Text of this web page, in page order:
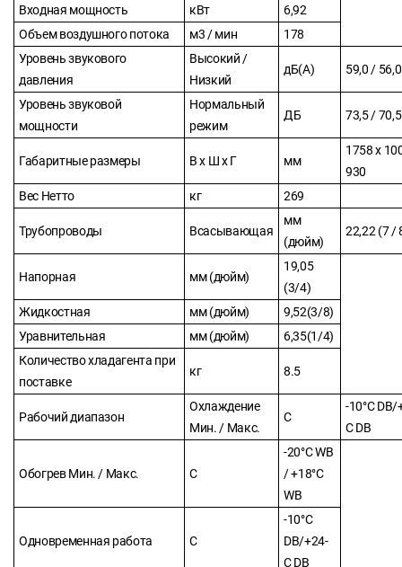
Входная мощность кВт
6,92
Объем воздушного потока
м3 / мин
178
Уровень звукового
давления
Высокий /
Низкий
дБ(А) 59,0 / 56,0
Уровень звуковой
мощности
Нормальный
режим
ДБ 73,5 / 70,5
Габаритные размеры В х Ш х Г мм
1758 x
930
Вес Нетто
кг 269
Трубопроводы Всасывающая
мм
(дюйм)
22,22 (7 /
Напорная мм (дюйм)
19,05
(3/4)
Жидкостная
мм (дюйм)
9,52(3/8)
Уравнительная
мм (дюйм)
6,35(1/4)
Количество хладагента при
поставке
кг 8.5
Рабочий диапазон
Охлаждение
Мин. / Макс.
С
-10°С DB/
C DB
Обогрев Мин. / Макс. С
-20°С WB
/ +18°С
WB
Одновременная работа С
-10°С
DB/+24-
C DB